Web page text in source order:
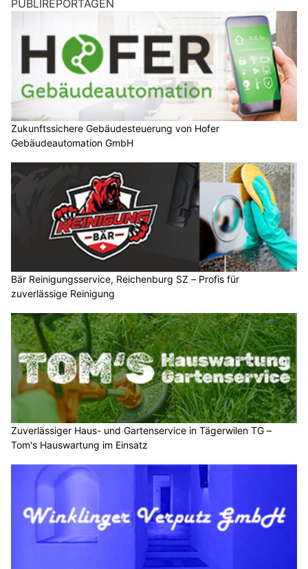
PUBLIREPORTAGEN
Zukunftssichere Gebäudesteuerung von Hofer
Gebäudeautomation GmbH
Bär Reinigungsservice, Reichenburg SZ – Profis für
zuverlässige Reinigung
Zuverlässiger Haus- und Gartenservice in Tägerwilen TG –
Tom's Hauswartung im Einsatz